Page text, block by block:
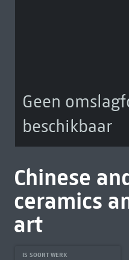
Geen
beschikbaar
Chinese
ceramics
art
IS SOORT WERK